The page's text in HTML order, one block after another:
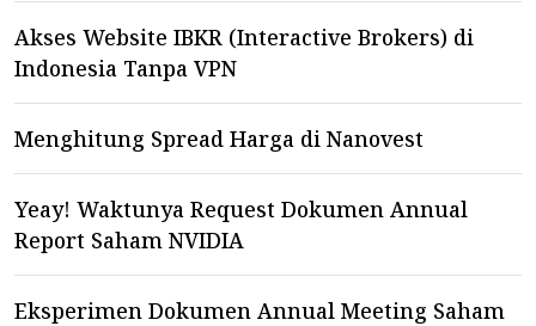
Akses Website IBKR (Interactive Brokers) di
Indonesia Tanpa VPN
Menghitung Spread Harga di Nanovest
Yeay! Waktunya Request Dokumen Annual
Report Saham NVIDIA
Eksperimen Dokumen Annual Meeting Saham